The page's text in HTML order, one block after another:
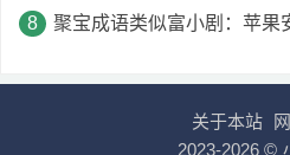
聚宝成语类似富小剧：苹果安卓都能玩，稍微
关于本站
2023-2026 ©